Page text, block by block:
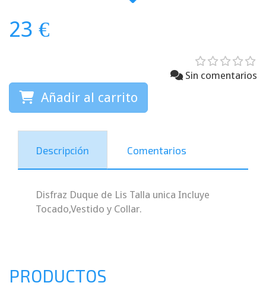
23 €
Sin comentarios
Añadir al carrito
Descripción Comentarios
Disfraz Duque de Lis Talla unica Incluye
Tocado,Vestido y Collar.
PRODUCTOS